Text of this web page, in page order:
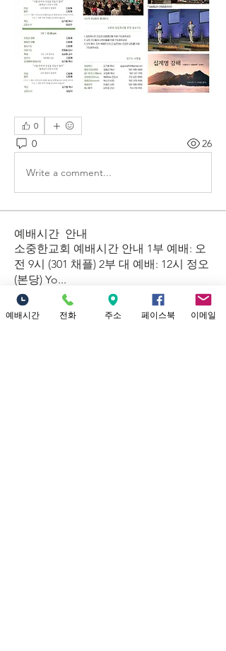
0
0 26
Write a comment...
예배시간 안내
​소중한교회 예배시간 안내 1부 예배: 오
전 9시 (301 채플) 2부 대 예배: 12시 정오
(본당) Yo...
더보기
예배시간 전화 주소 페이스북 이메일